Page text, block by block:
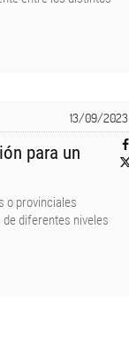
13/09/2023
para un
o provinciales
diferentes niveles